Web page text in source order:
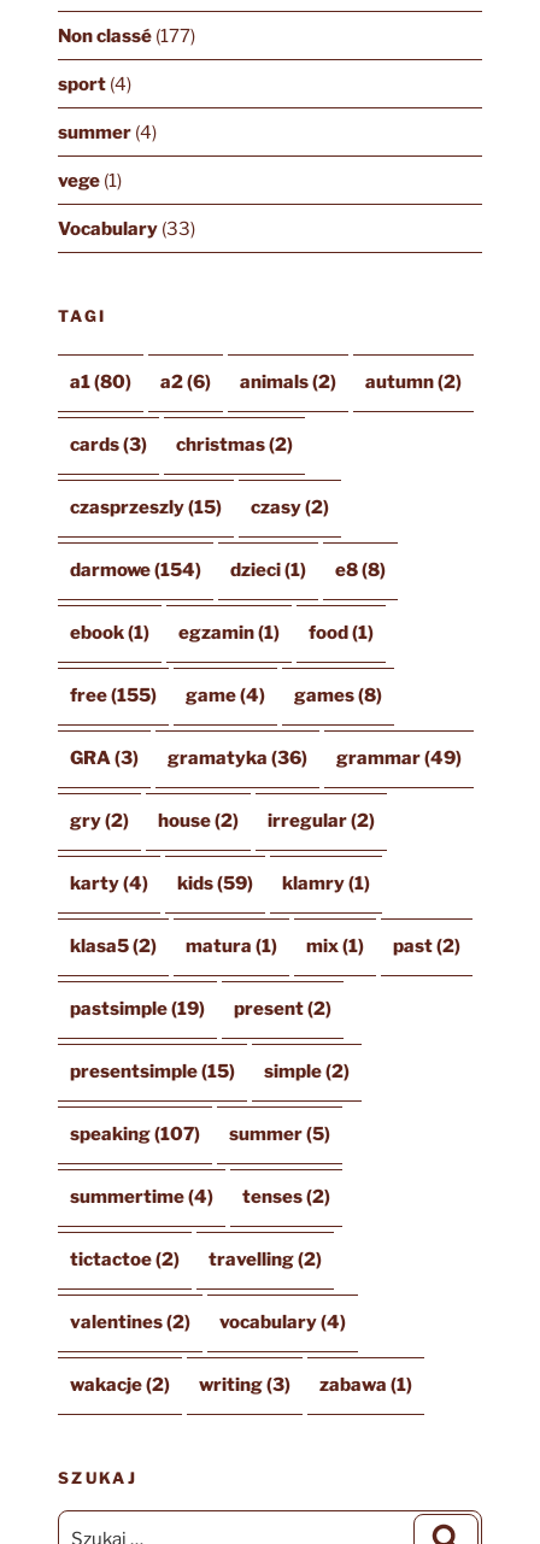
Non classé(177)
sport(4)
summer(4)
vege(1)
Vocabulary(33)
TAGI
a1(80) a2(6) animals(2) autumn(2)
cards(3) christmas(2)
czasprzeszly(15) czasy(2)
darmowe(154) dzieci(1) e8(8)
ebook(1) egzamin(1) food(1)
free(155) game(4) games(8)
GRA(3) gramatyka (36) grammar(49)
gry(2) house(2) irregular(2)
karty(4) kids(59) klamry(1)
klasa5(2) matura (1) mix(1) past(2)
pastsimple(19) present(2)
presentsimple(15) simple(2)
speaking(107) summer(5)
summertime(4) tenses(2)
tictactoe(2) travelling(2)
valentines(2) vocabulary(4)
wakacje(2) writing(3) zabawa (1)
SZUKAJ
Szukaj: